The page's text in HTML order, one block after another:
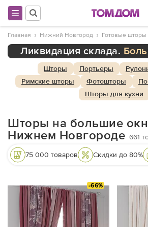
Главная Нижний Новгород Готовые шторы
Ликвидация склада.
Шторы Портьеры
Римские шторы
Фотошторы
Шторы для кухни
Шторы на большие
Нижнем Новгороде 661
75 000 товаров Скидки до 80%
-66%